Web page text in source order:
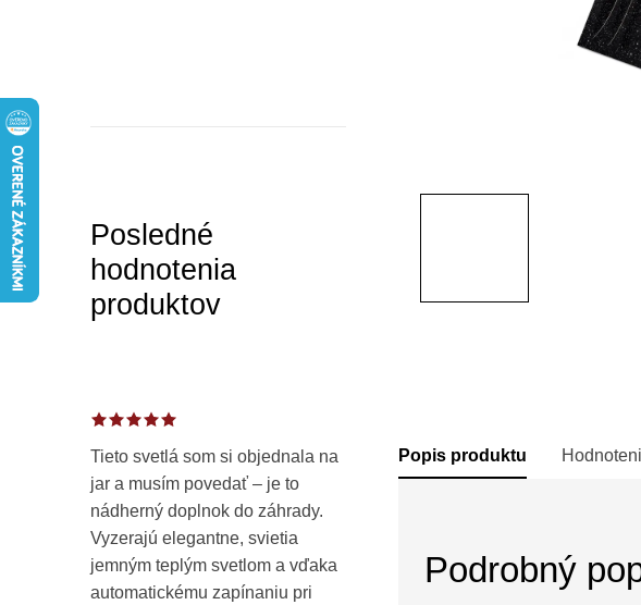
lPosledné
hodnotenia
produktov
Tieto svetlá som si objednala na
jar a musím povedať – je to
nádherný doplnok do záhrady.
Vyzerajú elegantne, svietia
jemným teplým svetlom a vďaka
automatickému zapínaniu pri
Popis produktu
Podrobný